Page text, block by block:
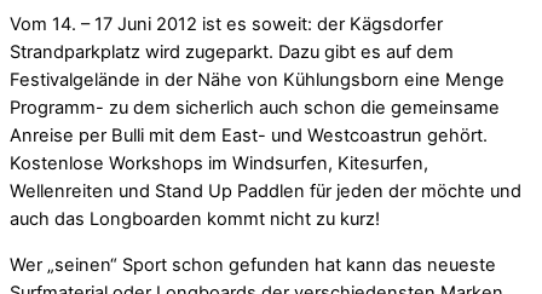
Vom 14. – 17 Juni 2012 ist es soweit: der Kägsdorfer
Strandparkplatz wird zugeparkt. Dazu gibt es auf dem
Festivalgelände in der Nähe von Kühlungsborn eine Menge
Programm- zu dem sicherlich auch schon die gemeinsame
Anreise per Bulli mit dem East- und Westcoastrun gehört.
Kostenlose Workshops im Windsurfen, Kitesurfen,
Wellenreiten und Stand Up Paddlen für jeden der möchte und
auch das Longboarden kommt nicht zu kurz!
Wer „seinen“ Sport schon gefunden hat kann das neueste